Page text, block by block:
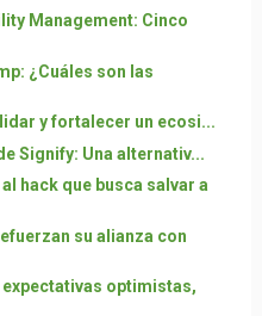
Management: Cinco
¿Cuáles son las
y fortalecer un ecosi...
Signify: Una alternativ...
al hack que busca salvar a
su alianza con
expectativas optimistas,